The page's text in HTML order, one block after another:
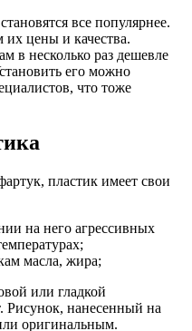
все популярнее.
их цены и качества.
в несколько раз дешевле
его можно
что тоже
пластик имеет свои
на него агрессивных
масла, жира;
или гладкой
Рисунок, нанесенный на
оригинальным.